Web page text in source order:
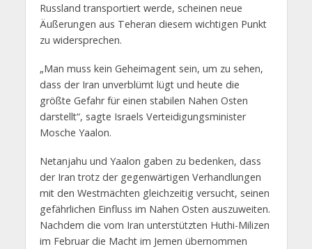
Russland transportiert werde, scheinen neue
Äußerungen aus Teheran diesem wichtigen Punkt
zu widersprechen.
„Man muss kein Geheimagent sein, um zu sehen,
dass der Iran unverblümt lügt und heute die
größte Gefahr für einen stabilen Nahen Osten
darstellt“, sagte Israels Verteidigungsminister
Mosche Yaalon.
Netanjahu und Yaalon gaben zu bedenken, dass
der Iran trotz der gegenwärtigen Verhandlungen
mit den Westmächten gleichzeitig versucht, seinen
gefährlichen Einfluss im Nahen Osten auszuweiten.
Nachdem die vom Iran unterstützten Huthi-Milizen
im Februar die Macht im Jemen übernommen